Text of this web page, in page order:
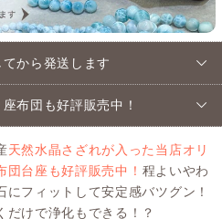
から発送します
布団も好評販売中！
天然水晶さざれが入った当店オリ
団台座も好評販売中！ 程よいやわ
にフィットして安定感バツグン！
だけで浄化もできる！？